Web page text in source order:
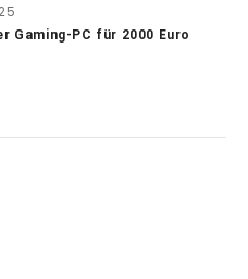
Gaming-PC für 2000 Euro